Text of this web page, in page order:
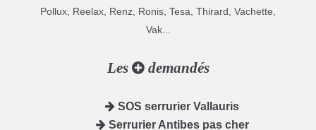
Pollux, Reelax, Renz, Ronis, Tesa, Thirard, Vachette,
Vak...
Les demandés
SOS serrurier Vallauris
Serrurier Antibes pas cher